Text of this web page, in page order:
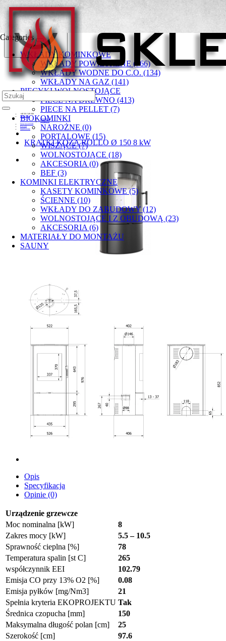
+48 501 549 300
Moje konto
Rejestracja
Zaloguj się
Lista życzeń (0)
Koszyk
Zamówienie
Categories
WKŁADY KOMINKOWE
WKŁADY POWIETRZNE (766)
WKŁADY WODNE DO C.O. (134)
WKŁADY NA GAZ (141)
PIECYKI WOLNOSTOJĄCE
PIECE NA DREWNO (413)
PIECE NA PELLET (7)
BIOKOMINKI
NAROŻNE (0)
PORTALOWE (15)
WISZĄCE (7)
WOLNOSTOJĄCE (18)
AKCESORIA (0)
BEF (3)
KOMINKI ELEKTRYCZNE
KASETY KOMINKOWE (5)
ŚCIENNE (10)
WKŁADY DO ZABUDOWY (12)
WOLNOSTOJĄCE I Z OBUDOWĄ (23)
AKCESORIA (6)
MATERIAŁY DO MONTAŻU
SAUNY
KRATKI KOZA ROLLO Ø 150 8 kW
Opis
Specyfikacja
Opinie (0)
Urządzenie grzewcze
Moc nominalna [kW]
8
Zakres mocy [kW]
5.5 – 10.5
Sprawność cieplna [%]
78
Temperatura spalin [st C]
265
współczynnik EEI
102.79
Emisja CO przy 13% O2 [%]
0.08
Emisja pyłków [mg/Nm3]
21
Spełnia kryteria EKOPROJEKTU Tak
Średnica czopucha [mm]
150
Maksymalna długość polan [cm]
25
Szerokość [cm]
97.6